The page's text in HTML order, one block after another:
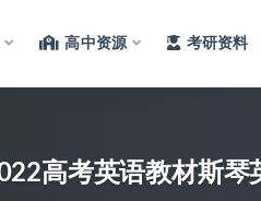
高中资源 考研资料
高考英语教材斯